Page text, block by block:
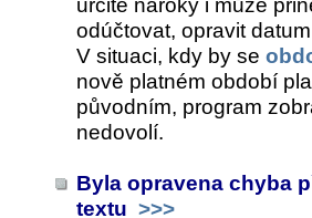
určité nároky i může
odúčtovat, opravit
V situaci, kdy by se
nově platném období
původním, program
nedovolí.
Byla opravena chyba
textu >>>